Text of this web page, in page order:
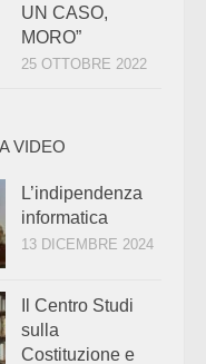
UN CASO,
MORO”
25 OTTOBRE 2022
VIDEO
L’indipendenza
informatica
13 DICEMBRE 2024
Il Centro Studi
sulla
Costituzione e